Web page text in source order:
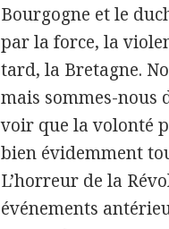
Bourgogne et le
par la force, la
tard, la Bretagne.
mais sommes-nous
voir que la volonté
bien évidemment
L’horreur de la
événements